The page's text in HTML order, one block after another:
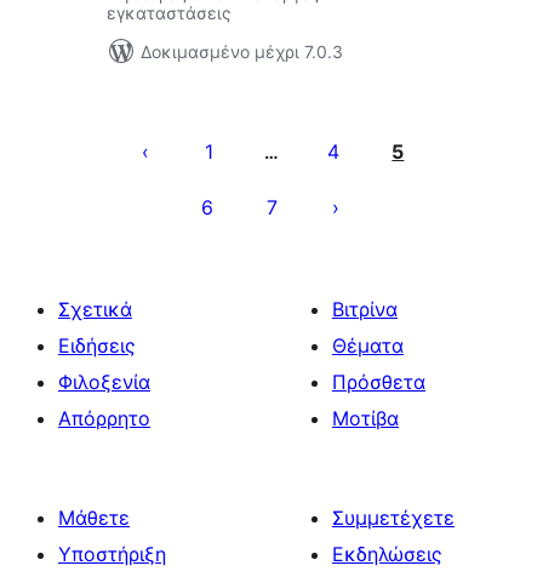
εγκαταστάσεις
Δοκιμασμένο μέχρι 7.0.3
άρθρων
1 … 4 5
6 7
Σχετικά
Ειδήσεις
Φιλοξενία
Απόρρητο
Βιτρίνα
Θέματα
Πρόσθετα
Μοτίβα
Μάθετε
Υποστήριξη
Συμμετέχετε
Εκδηλώσεις